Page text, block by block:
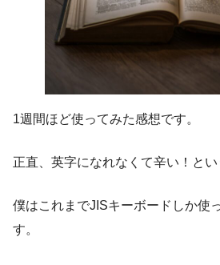
1週間ほど使ってみた感想です。
正直、英字になれなくて辛い！とい
僕はこれまでJISキーボードしか使
す。